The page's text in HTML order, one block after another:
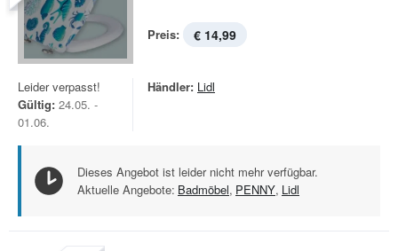
Preis: € 14,99
Leider verpasst!
Gültig: 24.05. -
01.06.
Händler: Lidl
Dieses Angebot ist leider nicht mehr verfügbar.
Aktuelle Angebote: Badmöbel, PENNY, Lidl